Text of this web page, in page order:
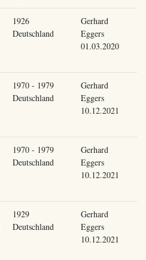
1926
Deutschland
Gerhard
Eggers
01.03.2020
1970 - 1979
Deutschland
Gerhard
Eggers
10.12.2021
1970 - 1979
Deutschland
Gerhard
Eggers
10.12.2021
1929
Deutschland
Gerhard
Eggers
10.12.2021